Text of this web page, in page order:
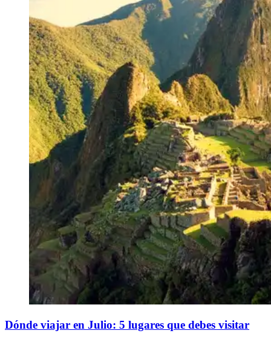
Dónde viajar en Julio: 5 lugares que debes visitar